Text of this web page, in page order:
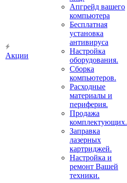
Акции
Апгрейд вашего
компьютера
Бесплатная
установка
антивируса
Настройка
оборудования.
Сборка
компьютеров.
Расходные
материалы и
периферия.
Продажа
комплектующих.
Заправка
лазерных
картриджей.
Настройка и
ремонт Вашей
техники.